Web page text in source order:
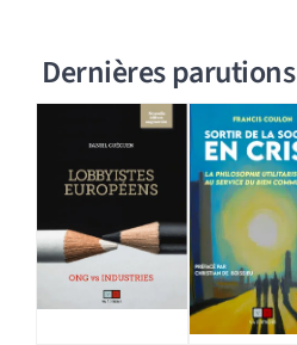
Dernières parutions